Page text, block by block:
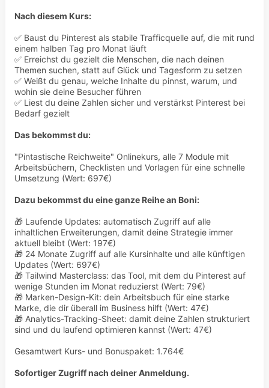
Nach diesem Kurs:
✅ Baust du Pinterest als stabile Trafficquelle auf, die mit rund
einem halben Tag pro Monat läuft
✅ Erreichst du gezielt die Menschen, die nach deinen
Themen suchen, statt auf Glück und Tagesform zu setzen
✅ Weißt du genau, welche Inhalte du pinnst, warum, und
wohin sie deine Besucher führen
✅ Liest du deine Zahlen sicher und verstärkst Pinterest bei
Bedarf gezielt
Das bekommst du:
"Pintastische Reichweite" Onlinekurs, alle 7 Module mit
Arbeitsbüchern, Checklisten und Vorlagen für eine schnelle
Umsetzung (Wert: 697€)
Dazu bekommst du eine ganze Reihe an Boni:
🎁 Laufende Updates: automatisch Zugriff auf alle
inhaltlichen Erweiterungen, damit deine Strategie immer
aktuell bleibt (Wert: 197€)
🎁 24 Monate Zugriff auf alle Kursinhalte und alle künftigen
Updates (Wert: 697€)
🎁 Tailwind Masterclass: das Tool, mit dem du Pinterest auf
wenige Stunden im Monat reduzierst (Wert: 79€)
🎁 Marken-Design-Kit: dein Arbeitsbuch für eine starke
Marke, die dir überall im Business hilft (Wert: 47€)
🎁 Analytics-Tracking-Sheet: damit deine Zahlen strukturiert
sind und du laufend optimieren kannst (Wert: 47€)
Gesamtwert Kurs- und Bonuspaket: 1.764€
Sofortiger Zugriff nach deiner Anmeldung.